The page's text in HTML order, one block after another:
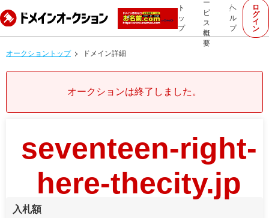
ト
ッ
プ
ー
ビ
ス
概
要
ヘ
ル
プ
ロ
グ
イ
ン
オークショントップ ドメイン詳細
オークションは終了しました。
seventeen-right-
here-thecity.jp
入札額